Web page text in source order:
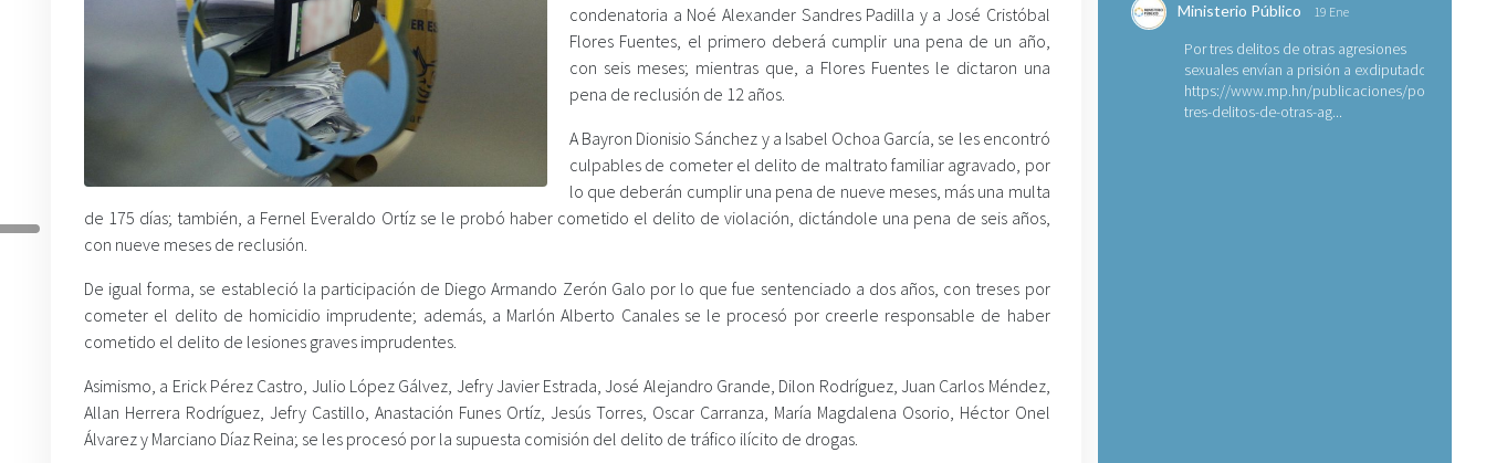
condenatoria a Noé Alexander Sandres Padilla y a José Cristóbal
Flores Fuentes, el primero deberá cumplir una pena de un año,
con seis meses; mientras que, a Flores Fuentes le dictaron una
pena de reclusión de 12 años.
A Bayron Dionisio Sánchez y a Isabel Ochoa García, se les encontró
culpables de cometer el delito de maltrato familiar agravado, por
lo que deberán cumplir una pena de nueve meses, más una multa
de 175 días; también, a Fernel Everaldo Ortíz se le probó haber cometido el delito de violación, dictándole una pena de seis años,
con nueve meses de reclusión.
De igual forma, se estableció la participación de Diego Armando Zerón Galo por lo que fue sentenciado a dos años, con treses por
cometer el delito de homicidio imprudente; además, a Marlón Alberto Canales se le procesó por creerle responsable de haber
cometido el delito de lesiones graves imprudentes.
Asimismo, a Erick Pérez Castro, Julio López Gálvez, Jefry Javier Estrada, José Alejandro Grande, Dilon Rodríguez, Juan Carlos Méndez,
Allan Herrera Rodríguez, Jefry Castillo, Anastación Funes Ortíz, Jesús Torres, Oscar Carranza, María Magdalena Osorio, Héctor Onel
Álvarez y Marciano Díaz Reina; se les procesó por la supuesta comisión del delito de tráfico ilícito de drogas.
Ministerio Público 19 Ene
Por tres delitos de otras agresiones
sexuales envían a prisión a exdiputado
https://www.mp.hn/publicaciones/por-
tres-delitos-de-otras-ag...